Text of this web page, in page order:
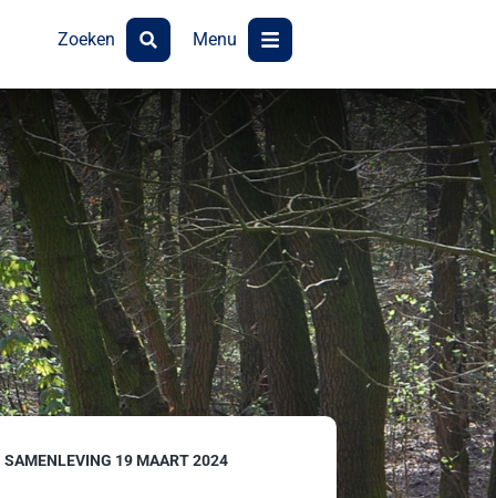
Zoeken Menu
SAMENLEVING 19 MAART 2024